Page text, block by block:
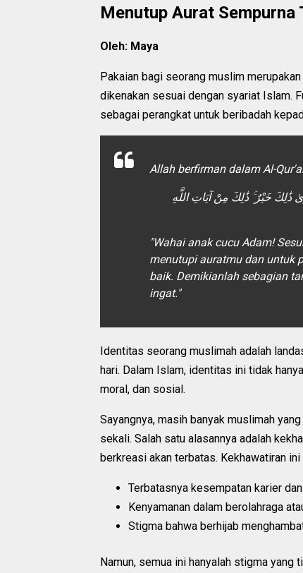
Menutup Aurat
Oleh: Maya
Pakaian bagi seorang muslim
dikenakan sesuai dengan syariat Islam.
sebagai perangkat untuk beribadah
Allah berfirman dalam Al-
ذَٰلِكَ خَيْرٌ ۚ ذَٰلِكَ مِنْ آيَاتِ اللَّهِ
"Wahai anak cucu Adam!
menutupi auratmu dan untuk
baik. Demikianlah sebagian
ingat."
Identitas seorang muslimah adalah
hari. Dalam Islam, identitas ini tidak
moral, dan sosial.
Sayangnya, masih banyak muslimah
sekali. Salah satu alasannya adalah
berkreasi akan terbatas. Kekhawatiran
Terbatasnya kesempatan karier
Kenyamanan dalam berolahraga
Stigma bahwa berhijab
Namun, semua ini hanyalah stigma yang